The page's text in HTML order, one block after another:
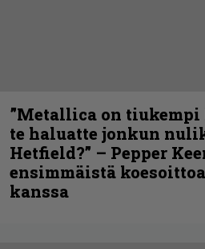
”Metallica on
te haluatte jonkun
Hetfield?” – Pepper
ensimmäistä
kanssa